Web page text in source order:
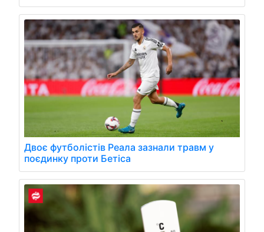
Двоє футболістів Реала зазнали травм у
поєдинку проти Бетіса